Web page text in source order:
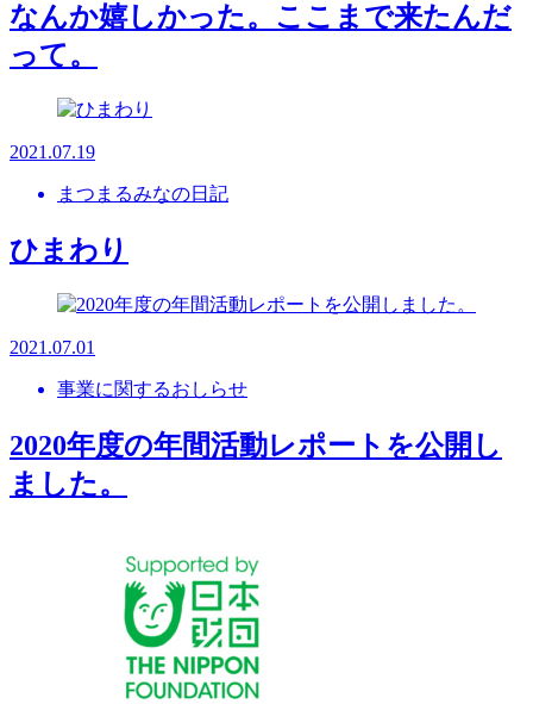
なんか嬉しかった。ここまで来たんだ
って。
2021.07.19
まつまるみなの日記
ひまわり
2021.07.01
事業に関するおしらせ
2020年度の年間活動レポートを公開し
ました。